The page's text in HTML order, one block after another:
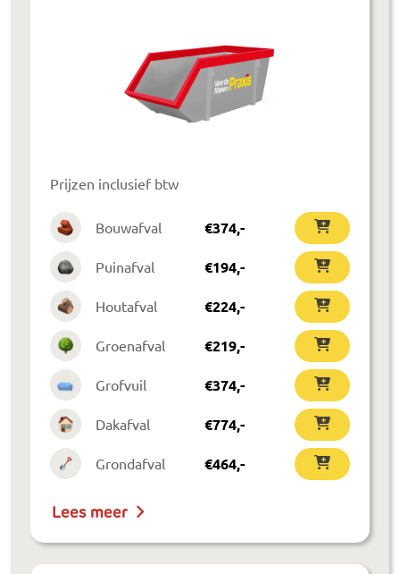
Prijzen inclusief btw
Bouwafval €374,-
Puinafval €194,-
Houtafval €224,-
Groenafval €219,-
Grofvuil €374,-
Dakafval €774,-
Grondafval €464,-
Lees meer